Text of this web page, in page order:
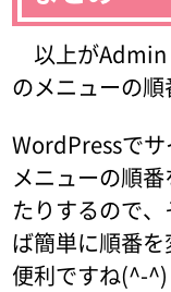
以上がAdmin
のメニューの順
WordPressで
メニューの順
たりするので
ば簡単に順番
便利ですね(^-^)